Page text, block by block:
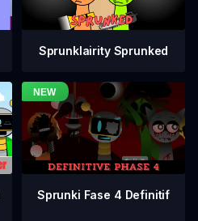
Sprunklairity Sprunked
Sprunki Fase 4 Definitif